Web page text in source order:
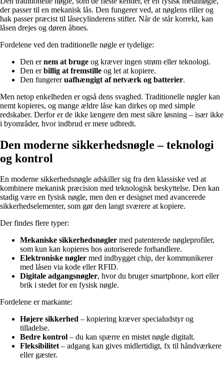
der passer til en mekanisk lås. Den fungerer ved, at nøglens riller og
hak passer præcist til låsecylinderens stifter. Når de står korrekt, kan
låsen drejes og døren åbnes.
Fordelene ved den traditionelle nøgle er tydelige:
Den ernem at bruge og kræver ingen strøm eller teknologi.
Den erbillig at fremstille og let at kopiere.
Den fungereruafhængigt af netværk og batterier.
Men netop enkelheden er også dens svaghed. Traditionelle nøgler kan
nemt kopieres, og mange ældre låse kan dirkes op med simple
redskaber. Derfor er de ikke længere den mest sikre løsning – især ikke
i byområder, hvor indbrud er mere udbredt.
Den moderne sikkerhedsnøgle – teknologi
og kontrol
En moderne sikkerhedsnøgle adskiller sig fra den klassiske ved at
kombinere mekanisk præcision med teknologisk beskyttelse. Den kan
stadig være en fysisk nøgle, men den er designet med avancerede
sikkerhedselementer, som gør den langt sværere at kopiere.
Der findes flere typer:
Mekaniske sikkerhedsnøgler med patenterede nøgleprofiler,
som kun kan kopieres hos autoriserede forhandlere.
Elektroniske nøgler med indbygget chip, der kommunikerer
med låsen via kode eller RFID.
Digitale adgangsnøgler, hvor du bruger smartphone, kort eller
brik i stedet for en fysisk nøgle.
Fordelene er markante:
Højere sikkerhed – kopiering kræver specialudstyr og
tilladelse.
Bedre kontrol – du kan spærre en mistet nøgle digitalt.
Fleksibilitet– adgang kan gives midlertidigt, fx til håndværkere
eller gæster.